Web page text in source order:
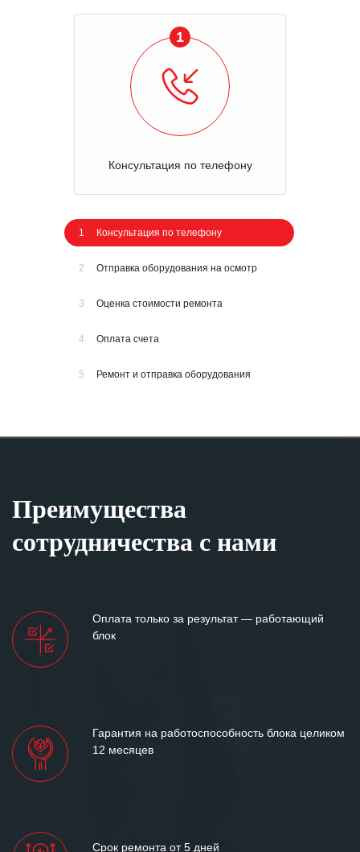
1
Консультация по телефону
1 Консультация по телефону
2 Отправка оборудования на осмотр
3 Оценка стоимости ремонта
4 Оплата счета
5 Ремонт и отправка оборудования
Преимущества
сотрудничества с нами
Оплата только за результат — работающий
блок
Гарантия на работоспособность блока целиком
12 месяцев
Срок ремонта от 5 дней